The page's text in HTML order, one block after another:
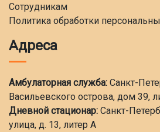
Сотрудникам
Политика обработки
Адреса
Амбулаторная служба: Санкт-
Васильевского острова, дом 39,
Дневной стационар: Санкт-
улица, д. 13, литер А